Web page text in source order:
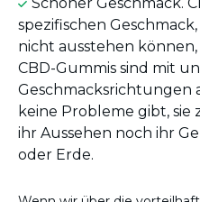
spezifischen
nicht ausstehen
CBD-Gummis sind mit
Geschmacksrichtungen
keine Probleme gibt,
ihr Aussehen noch ihr
oder Erde.